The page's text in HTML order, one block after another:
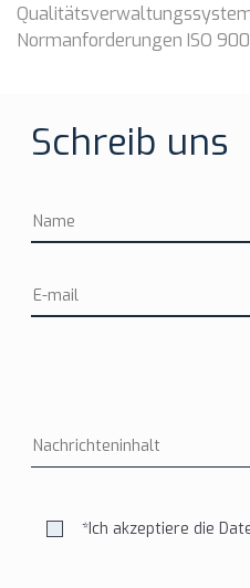
Normanforderungen ISO
Schreib uns
*Ich akzeptiere die